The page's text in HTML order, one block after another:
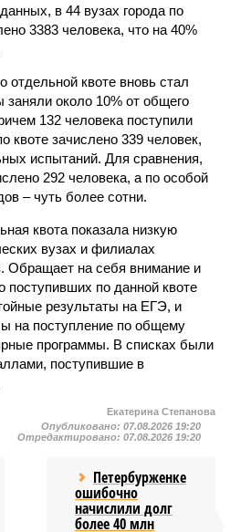
в 44 вузах города по
3383 человека, что на 40%
квоте вновь стал
заняли около 10% от общего
132 человека поступили
квоте зачислено 339 человек,
испытаний. Для сравнения,
292 человека, а по особой
– чуть более сотни.
квота показала низкую
вузах и филиалах
Обращает на себя внимание и
поступивших по данной квоте
результаты на ЕГЭ, и
на поступление по общему
программы. В списках были
поступившие в
Екатерина Степанова
Опубликовано: 07.08.2026 19:20
Отредактировано: 07.08.2026 19:20
Петербурженке
ошибочно
начислили долг
более 40 млн